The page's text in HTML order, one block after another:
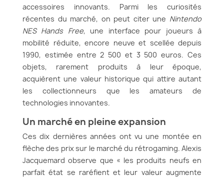
accessoires innovants. Parmi les curiosités
récentes du marché, on peut citer une Nintendo
NES Hands Free, une interface pour joueurs à
mobilité réduite, encore neuve et scellée depuis
1990, estimée entre 2 500 et 3 500 euros. Ces
objets, rarement produits à leur époque,
acquièrent une valeur historique qui attire autant
les collectionneurs que les amateurs de
technologies innovantes.
Un marché en pleine expansion
Ces dix dernières années ont vu une montée en
flèche des prix sur le marché du rétrogaming. Alexis
Jacquemard observe que « les produits neufs en
parfait état se raréfient et leur valeur augmente